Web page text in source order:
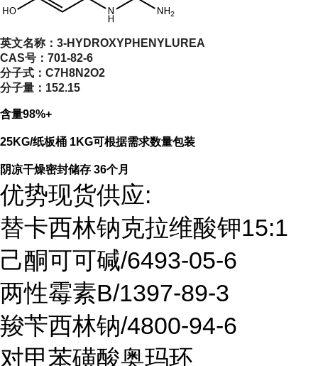
英文名称： 3-HYDROXYPHENYLUREA
CAS号： 701-82-6
分子式： C7H8N2O2
分子量： 152.15
含量98%+
25KG/纸板桶 1KG可根据需求数量包装
阴凉干燥密封储存 36个月
优势现货供应:
替卡西林钠克拉维酸钾15:1
己酮可可碱/6493-05-6
两性霉素B/1397-89-3
羧苄西林钠/4800-94-6
对甲苯磺酸奥玛环